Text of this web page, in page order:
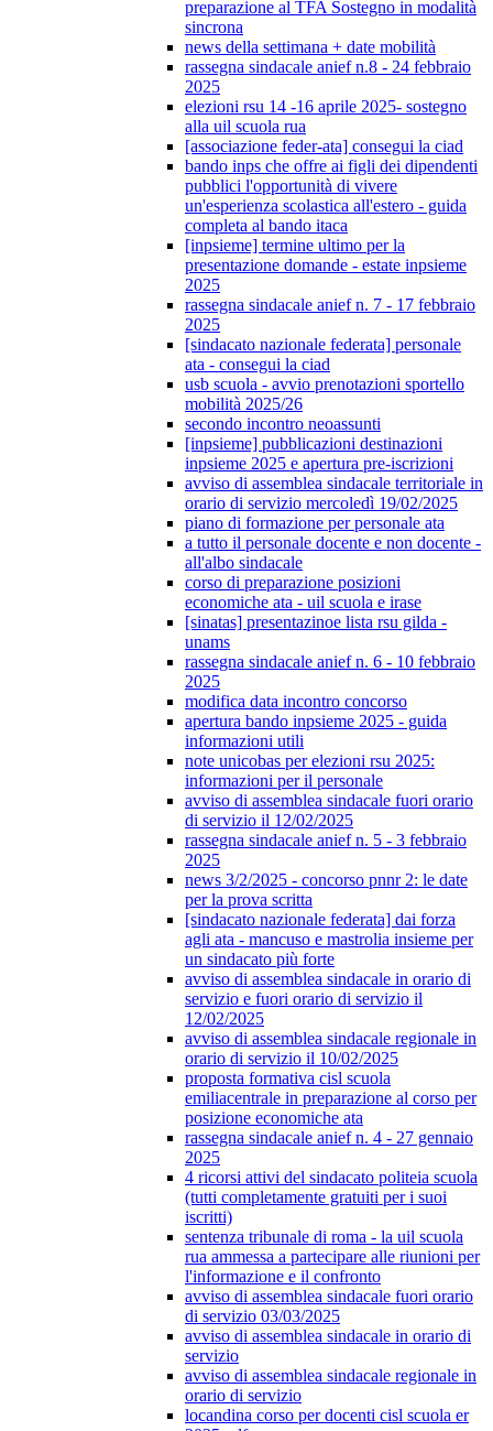
preparazione al TFA Sostegno in modalità
sincrona
news della settimana + date mobilità
rassegna sindacale anief n.8 - 24 febbraio
2025
elezioni rsu 14 -16 aprile 2025- sostegno
alla uil scuola rua
[associazione feder-ata] consegui la ciad
bando inps che offre ai figli dei dipendenti
pubblici l'opportunità di vivere
un'esperienza scolastica all'estero - guida
completa al bando itaca
[inpsieme] termine ultimo per la
presentazione domande - estate inpsieme
2025
rassegna sindacale anief n. 7 - 17 febbraio
2025
[sindacato nazionale federata] personale
ata - consegui la ciad
usb scuola - avvio prenotazioni sportello
mobilità 2025/26
secondo incontro neoassunti
[inpsieme] pubblicazioni destinazioni
inpsieme 2025 e apertura pre-iscrizioni
avviso di assemblea sindacale territoriale in
orario di servizio mercoledì 19/02/2025
piano di formazione per personale ata
a tutto il personale docente e non docente -
all'albo sindacale
corso di preparazione posizioni
economiche ata - uil scuola e irase
[sinatas] presentazinoe lista rsu gilda -
unams
rassegna sindacale anief n. 6 - 10 febbraio
2025
modifica data incontro concorso
apertura bando inpsieme 2025 - guida
informazioni utili
note unicobas per elezioni rsu 2025:
informazioni per il personale
avviso di assemblea sindacale fuori orario
di servizio il 12/02/2025
rassegna sindacale anief n. 5 - 3 febbraio
2025
news 3/2/2025 - concorso pnnr 2: le date
per la prova scritta
[sindacato nazionale federata] dai forza
agli ata - mancuso e mastrolia insieme per
un sindacato più forte
avviso di assemblea sindacale in orario di
servizio e fuori orario di servizio il
12/02/2025
avviso di assemblea sindacale regionale in
orario di servizio il 10/02/2025
proposta formativa cisl scuola
emiliacentrale in preparazione al corso per
posizione economiche ata
rassegna sindacale anief n. 4 - 27 gennaio
2025
4 ricorsi attivi del sindacato politeia scuola
(tutti completamente gratuiti per i suoi
iscritti)
sentenza tribunale di roma - la uil scuola
rua ammessa a partecipare alle riunioni per
l'informazione e il confronto
avviso di assemblea sindacale fuori orario
di servizio 03/03/2025
avviso di assemblea sindacale in orario di
servizio
avviso di assemblea sindacale regionale in
orario di servizio
locandina corso per docenti cisl scuola er